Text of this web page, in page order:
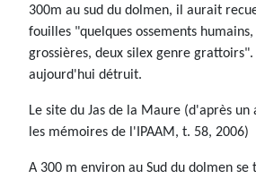
300m au sud du dolmen, il aurait
fouilles "quelques ossements
grossières, deux silex genre
aujourd'hui détruit.
Le site du Jas de la Maure (d'après
les mémoires de l'IPAAM, t. 58, 2006)
A 300 m environ au Sud du dolmen